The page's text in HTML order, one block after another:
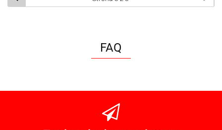
FAQ